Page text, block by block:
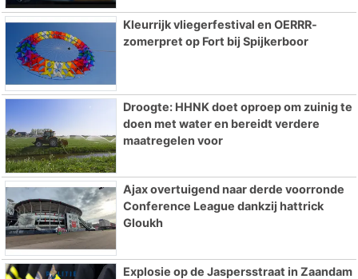
Kleurrijk vliegerfestival en OERRR-
zomerpret op Fort bij Spijkerboor
Droogte: HHNK doet oproep om zuinig te
doen met water en bereidt verdere
maatregelen voor
Ajax overtuigend naar derde voorronde
Conference League dankzij hattrick
Gloukh
Explosie op de Jaspersstraat in Zaandam